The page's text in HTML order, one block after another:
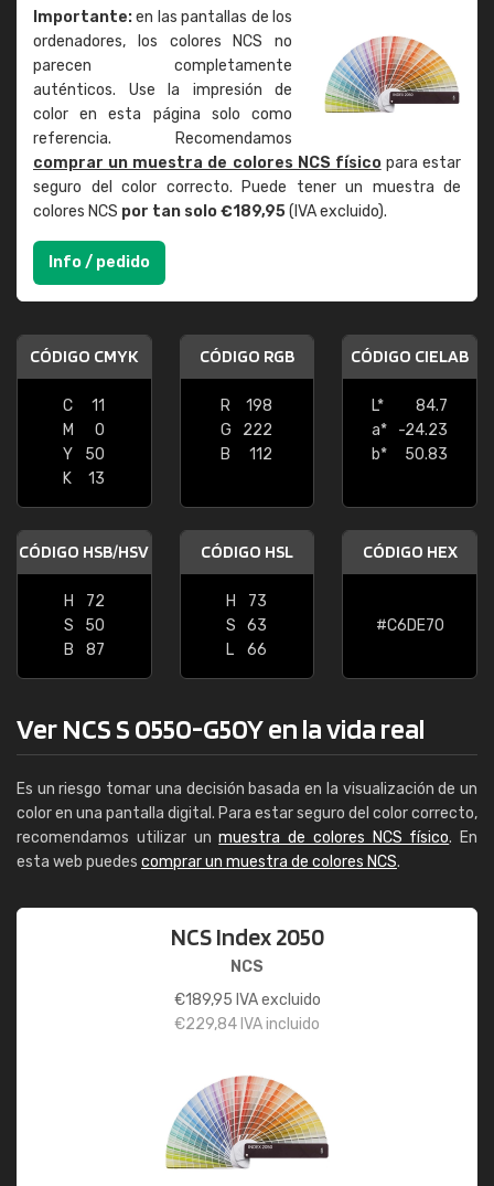
Importante:en las pantallas de los
ordenadores, los colores NCS no
parecen completamente
auténticos. Use la impresión de
color en esta página solo como
referencia. Recomendamos
comprar un muestra de colores NCS físicopara estar
seguro del color correcto. Puede tener un muestra de
colores NCS por tan solo €189,95(IVA excluido).
Info / pedido
CÓDIGO CMYK
C
11
M
0
Y
50
K
13
CÓDIGO RGB
R
198
G
222
B
112
CÓDIGO CIELAB
L*
84.7
a*
-24.23
b*
50.83
CÓDIGO HSB/HSV
H
72
S
50
B
87
CÓDIGO HSL
H
73
S
63
L
66
CÓDIGO HEX
#C6DE70
Ver NCS S 0550-G50Y en la vida real
Es un riesgo tomar una decisión basada en la visualización de un
color en una pantalla digital. Para estar seguro del color correcto,
recomendamos utilizar unmuestra de colores NCS físico. En
esta web puedes comprar un muestra de colores NCS.
NCS Index 2050
NCS
€189,95 IVA excluido
€229,84 IVA incluido